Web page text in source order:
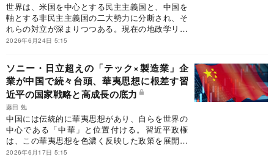
世界は、米国を中心とする民主主義国と、中国を
軸とする非民主主義国の二大勢力に分断され、そ
れらの対立が深まりつつある。現在の地政学リス
クの高まりは、米国の伝統的孤立主義への回帰に
アと中国、インドの結束が非民主主義国の勢力を
強める可能性について分析する。
2026年6月24日 5:15
ソニー・日立超えの「テック×製造業」企
業が中国で続々台頭、華夷思想に根差す習
近平の国家戦略と高成長の底力
藤田 勉
中国には伝統的に華夷思想があり、自らを世界の
中心である「中華」と位置付ける。習近平政権
は、この華夷思想を色濃く反映した政策を展開す
る。米ドナルド・トランプ政権が西半球重視の国
2026年6月17日 5:15